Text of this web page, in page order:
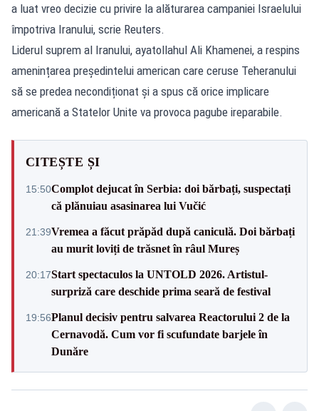
a luat vreo decizie cu privire la alăturarea campaniei Israelului
împotriva Iranului, scrie Reuters.
Liderul suprem al Iranului, ayatollahul Ali Khamenei, a respins
amenințarea președintelui american care ceruse Teheranului
să se predea necondiționat și a spus că orice implicare
americană a Statelor Unite va provoca pagube ireparabile.
CITEȘTE ȘI
15:50Complot dejucat în Serbia: doi bărbați, suspectați
că plănuiau asasinarea lui Vučić
21:39Vremea a făcut prăpăd după caniculă. Doi bărbați
au murit loviți de trăsnet în râul Mureș
20:17Start spectaculos la UNTOLD 2026. Artistul-
surpriză care deschide prima seară de festival
19:56Planul decisiv pentru salvarea Reactorului 2 de la
Cernavodă. Cum vor fi scufundate barjele în
Dunăre